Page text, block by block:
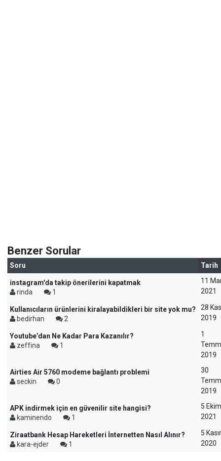
Benzer Sorular
Soru Tarih
instagram'da takip önerilerini kapatmak
rinda
1
11
2021
Kullanıcıların ürünlerini kiralayabildikleri bir site yok mu?
bedirhan
2
28
2019
Youtube’dan Ne Kadar Para Kazanılır?
zeffina
1
1
2019
Airties Air 5760 modeme bağlantı problemi
seckin
0
30
2019
APK indirmek için en güvenilir site hangisi?
kaminendo
1
5 Ekim
2021
Ziraatbank Hesap Hareketleri İnternetten Nasıl Alınır?
kara-ejder
1
5
2020